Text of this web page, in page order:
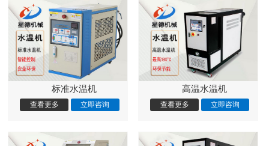
标准水温机 高温水温机